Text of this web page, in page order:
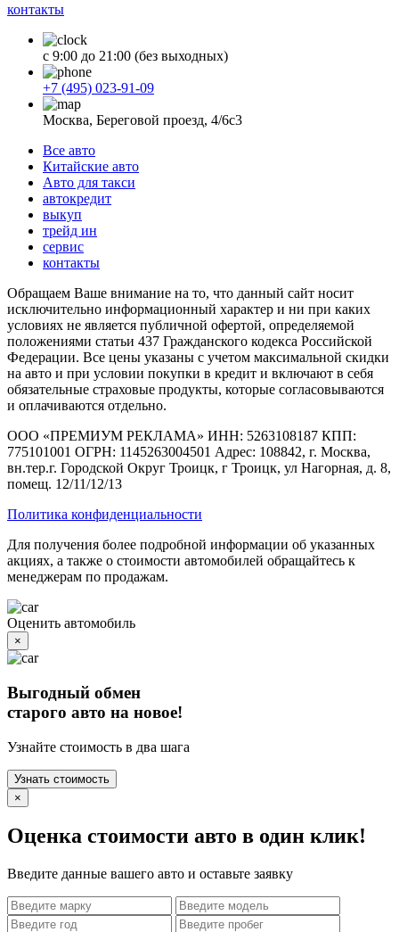
контакты
с 9:00 до 21:00 (без выходных)
+7 (495) 023-91-09
Москва, Береговой проезд, 4/6с3
Все авто
Китайские авто
Авто для такси
автокредит
выкуп
трейд ин
сервис
контакты
Обращаем Ваше внимание на то, что данный сайт носит
исключительно информационный характер и ни при каких
условиях не является публичной офертой, определяемой
положениями статьи 437 Гражданского кодекса Российской
Федерации. Все цены указаны с учетом максимальной скидки
на авто и при условии покупки в кредит и включают в себя
обязательные страховые продукты, которые согласовываются
и оплачиваются отдельно.
ООО «ПРЕМИУМ РЕКЛАМА» ИНН: 5263108187 КПП:
775101001 ОГРН: 1145263004501 Адрес: 108842, г. Москва,
вн.тер.г. Городской Округ Троицк, г Троицк, ул Нагорная, д. 8,
помещ. 12/11/12/13
Политика конфиденциальности
Для получения более подробной информации об указанных
акциях, а также о стоимости автомобилей обращайтесь к
менеджерам по продажам.
Оценить автомобиль
×
Выгодный обмен
старого авто на новое!
Узнайте стоимость в два шага
Узнать стоимость
×
Оценка стоимости авто в один клик!
Введите данные вашего авто и оставьте заявку